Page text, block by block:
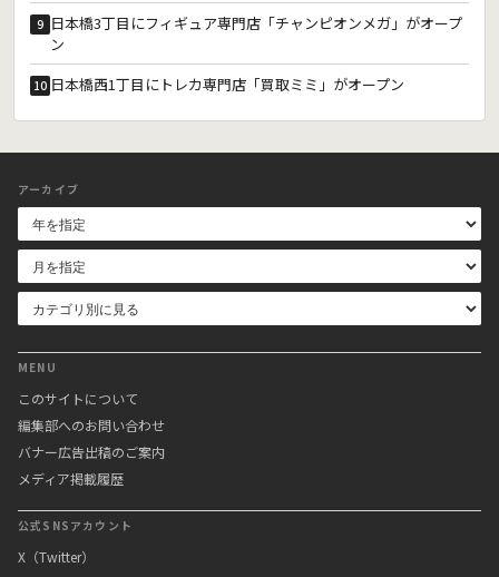
9 日本橋3丁目にフィギュア専門店「チャンピオンメガ」がオープ
ン
10 日本橋西1丁目にトレカ専門店「買取ミミ」がオープン
アーカイブ
MENU
このサイトについて
編集部へのお問い合わせ
バナー広告出稿のご案内
メディア掲載履歴
公式SNSアカウント
X（Twitter）